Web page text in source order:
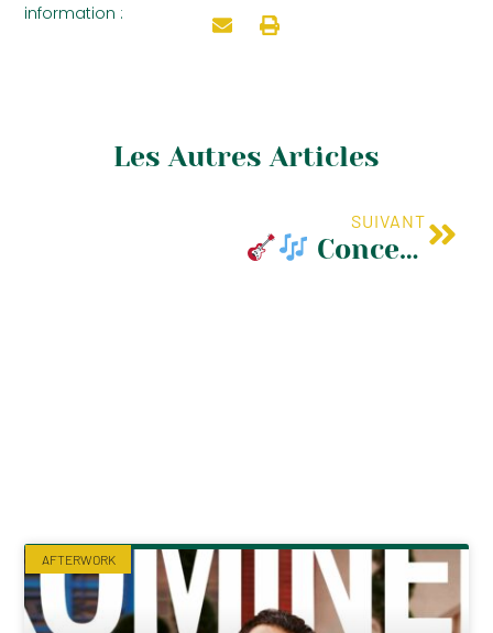
information :
Les Autres Articles
SUIVANT
Concert Vixi
AFTERWORK